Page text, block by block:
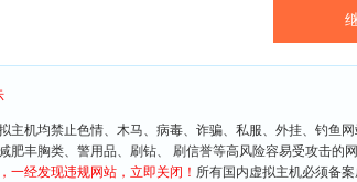
主机均禁止色情、木马、病毒、诈骗、私服、外挂、钓鱼
肥丰胸类、警用品、刷钻、 刷信誉等高风险容易受攻击的
一经发现违规网站，立即关闭！ 所有国内虚拟主机必须备